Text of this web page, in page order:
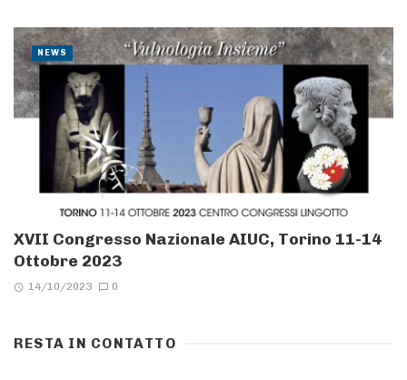
XVII Congresso Nazionale AIUC, Torino 11-14
Ottobre 2023
14/10/2023 0
NEWS
RESTA IN CONTATTO